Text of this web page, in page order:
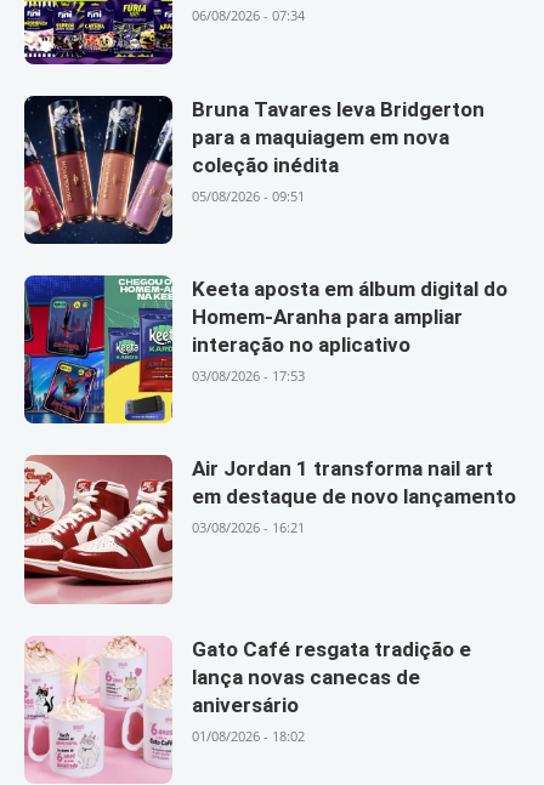
06/08/2026 - 07:34
Bruna Tavares leva Bridgerton
para a maquiagem em nova
coleção inédita
05/08/2026 - 09:51
Keeta aposta em álbum digital do
Homem-Aranha para ampliar
interação no aplicativo
03/08/2026 - 17:53
Air Jordan 1 transforma nail art
em destaque de novo lançamento
03/08/2026 - 16:21
Gato Café resgata tradição e
lança novas canecas de
aniversário
01/08/2026 - 18:02